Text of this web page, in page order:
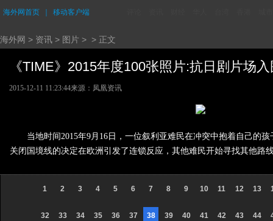
海外网首页 移动客户端
海外网 > 资讯 > 图片 > > 正文
《TIME》2015年度100张照片:抗日剧片场
2015-12-11 11:23:44来源：凤凰资讯
当地时间2015年9月16日，一位叙利亚难民在冲突中抱着自己的
关闭国境线的决定在欧洲引发了连锁反应，其他难民开始寻找其他路
1 2 3 4 5 6 7 8 9 10 11 12 13
32 33 34 35 36 37 38 39 40 41 42 43 44